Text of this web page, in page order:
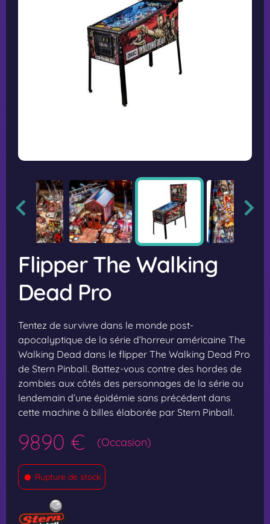
Flipper The Walking
Dead Pro
Tentez de survivre dans le monde post-
apocalyptique de la série d’horreur américaine The
Walking Dead dans le flipper The Walking Dead Pro
de Stern Pinball. Battez-vous contre des hordes de
zombies aux côtés des personnages de la série au
lendemain d’une épidémie sans précédent dans
cette machine à billes élaborée par Stern Pinball.
9890 € (Occasion)
• Rupture de stock